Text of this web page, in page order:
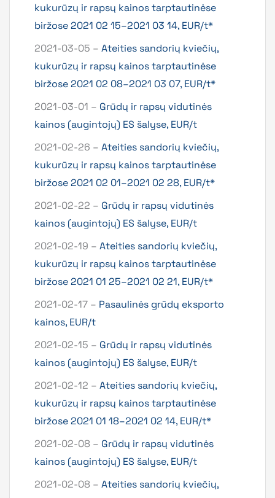
kukurūzų ir rapsų kainos tarptautinėse
biržose 2021 02 15–2021 03 14, EUR/t*
2021-03-05 – Ateities sandorių kviečių,
kukurūzų ir rapsų kainos tarptautinėse
biržose 2021 02 08–2021 03 07, EUR/t*
2021-03-01 – Grūdų ir rapsų vidutinės
kainos (augintojų) ES šalyse, EUR/t
2021-02-26 – Ateities sandorių kviečių,
kukurūzų ir rapsų kainos tarptautinėse
biržose 2021 02 01–2021 02 28, EUR/t*
2021-02-22 – Grūdų ir rapsų vidutinės
kainos (augintojų) ES šalyse, EUR/t
2021-02-19 – Ateities sandorių kviečių,
kukurūzų ir rapsų kainos tarptautinėse
biržose 2021 01 25–2021 02 21, EUR/t*
2021-02-17 – Pasaulinės grūdų eksporto
kainos, EUR/t
2021-02-15 – Grūdų ir rapsų vidutinės
kainos (augintojų) ES šalyse, EUR/t
2021-02-12 – Ateities sandorių kviečių,
kukurūzų ir rapsų kainos tarptautinėse
biržose 2021 01 18–2021 02 14, EUR/t*
2021-02-08 – Grūdų ir rapsų vidutinės
kainos (augintojų) ES šalyse, EUR/t
2021-02-08 – Ateities sandorių kviečių,